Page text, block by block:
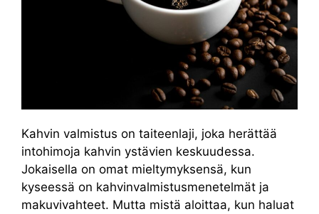
Kahvin valmistus on taiteenlaji, joka herättää
intohimoja kahvin ystävien keskuudessa.
Jokaisella on omat mieltymyksensä, kun
kyseessä on kahvinvalmistusmenetelmät ja
makuvivahteet. Mutta mistä aloittaa, kun haluat